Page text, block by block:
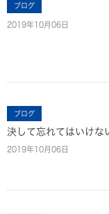
ブログ
2019年10月06日
ブログ
決して忘れてはいけな
2019年10月06日